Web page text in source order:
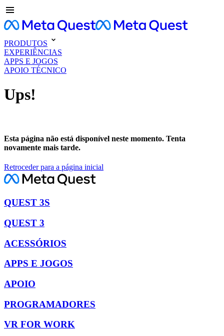
PRODUTOS
EXPERIÊNCIAS
APPS E JOGOS
APOIO TÉCNICO
Ups!
Esta página não está disponível neste momento. Tenta
novamente mais tarde.
Retroceder para a página inicial
QUEST 3S
QUEST 3
ACESSÓRIOS
APPS E JOGOS
APOIO
PROGRAMADORES
VR FOR WORK